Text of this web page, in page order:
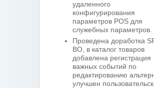
удаленного
конфигурирования
параметров POS для
служебных параметров.
Проведена доработка
BO, в каталог товаров
добавлена регистрация
важных событий по
редактированию
улучшен